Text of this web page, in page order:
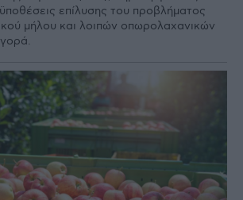
επίλυσης του προβλήματος
μήλου και λοιπών οπωρολαχανικών